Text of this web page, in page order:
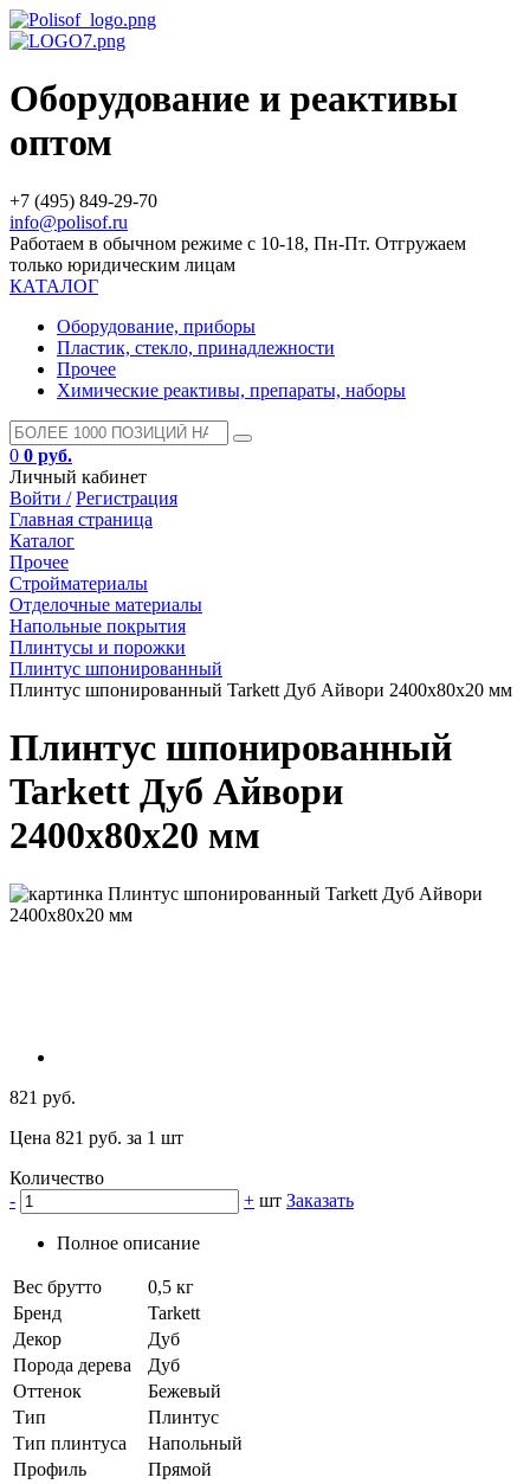
Оборудование и реактивы
оптом
+7 (495) 849-29-70
info@polisof.ru
Работаем в обычном режиме с 10-18, Пн-Пт. Отгружаем
только юридическим лицам
КАТАЛОГ
Оборудование, приборы
Пластик, стекло, принадлежности
Прочее
Химические реактивы, препараты, наборы
0 0 руб.
Личный кабинет
Войти / Регистрация
Главная страница
Каталог
Прочее
Стройматериалы
Отделочные материалы
Напольные покрытия
Плинтусы и порожки
Плинтус шпонированный
Плинтус шпонированный Tarkett Дуб Айвори 2400x80x20 мм
Плинтус шпонированный
Tarkett Дуб Айвори
2400x80x20 мм
821 руб.
Цена 821 руб. за 1 шт
Количество
-
+ шт Заказать
Полное описание
Вес брутто
0,5 кг
Бренд
Tarkett
Декор
Дуб
Порода дерева
Дуб
Оттенок
Бежевый
Тип
Плинтус
Тип плинтуса
Напольный
Профиль
Прямой